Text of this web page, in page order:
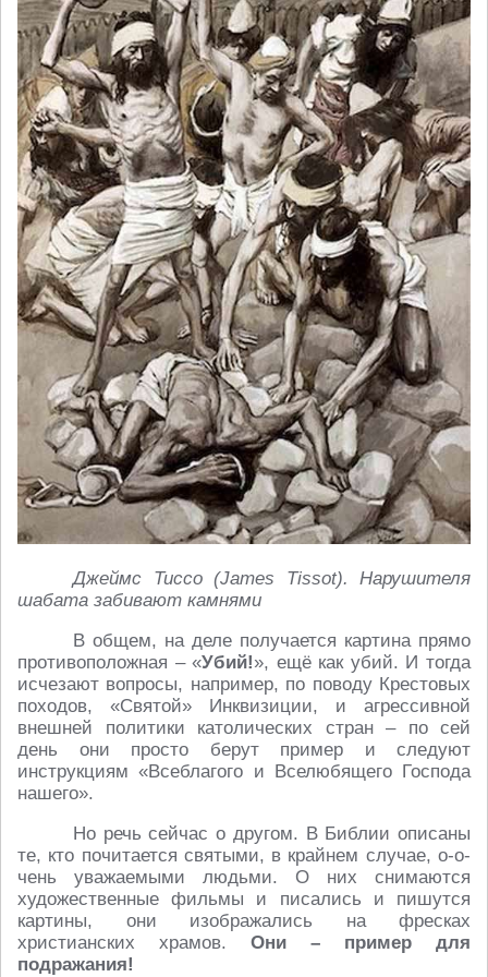
Джеймс Тиссо (James Tissot). Нарушителя
шабата забивают камнями
В общем, на деле получается картина прямо
противоположная – «Убий!», ещё как убий. И тогда
исчезают вопросы, например, по поводу Крестовых
походов, «Святой» Инквизиции, и агрессивной
внешней политики католических стран – по сей
день они просто берут пример и следуют
инструкциям «Всеблагого и Вселюбящего Господа
нашего».
Но речь сейчас о другом. В Библии описаны
те, кто почитается святыми, в крайнем случае, о-о-
чень уважаемыми людьми. О них снимаются
художественные фильмы и писались и пишутся
картины, они изображались на фресках
христианских храмов. Они – пример для
подражания!